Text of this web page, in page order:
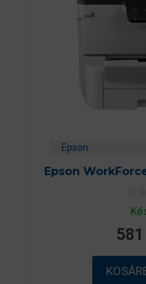
Epson
Epson
0
a
5
b
ő
l